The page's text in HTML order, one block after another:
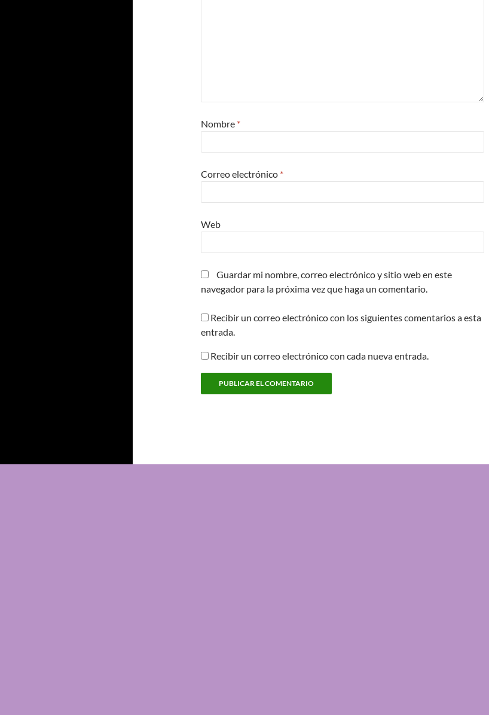
Nombre *
Correo electrónico *
Web
Guardar mi nombre, correo electrónico y sitio web en este
navegador para la próxima vez que haga un comentario.
Recibir un correo electrónico con los siguientes comentarios a esta
entrada.
Recibir un correo electrónico con cada nueva entrada.